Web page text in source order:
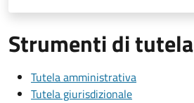
Strumenti di tutela
Tutela amministrativa
Tutela giurisdizionale